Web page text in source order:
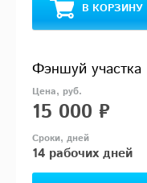
В КОРЗИНУ
Фэншуй участка
15 000 ₽
14 рабочих дней